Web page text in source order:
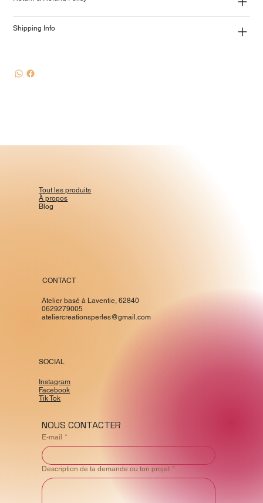
Shipping Info
Tout les produits
À propos
Blog
CONTACT
Atelier basé à Laventie, 62840
0629279005
ateliercreationsperles@gmail.com
SOCIAL
Instagram
Facebook
Tik Tok
NOUS CONTACTER
E‑mail *
Description de ta demande ou ton projet *